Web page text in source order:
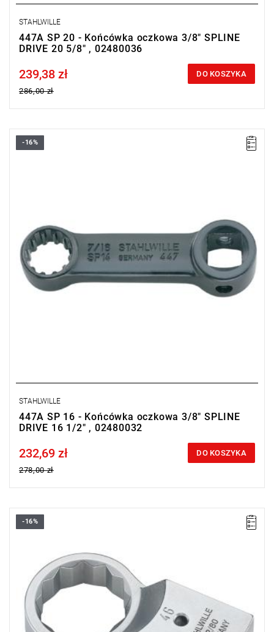
STAHLWILLE
447A SP 20 - Końcówka oczkowa 3/8" SPLINE
DRIVE 20 5/8" , 02480036
Price tax included
239,38 zł
286,00 zł
DO KOSZYKA
-16%
STAHLWILLE
447A SP 16 - Końcówka oczkowa 3/8" SPLINE
DRIVE 16 1/2" , 02480032
Price tax included
232,69 zł
278,00 zł
DO KOSZYKA
-16%